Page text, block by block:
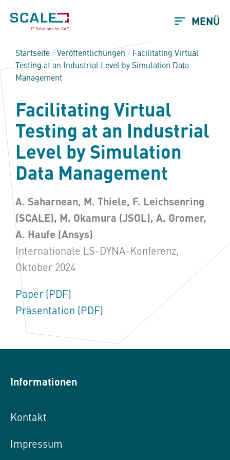
MENÜ
Startseite /Veröffentlichungen / Facilitating Virtual
Testing at an Industrial Level by Simulation Data
Management
Facilitating Virtual
Testing at an Industrial
Level by Simulation
Data Management
A. Saharnean, M. Thiele, F. Leichsenring
(SCALE), M. Okamura (JSOL), A. Gromer,
A. Haufe (Ansys)
Internationale LS-DYNA-Konferenz,
Oktober 2024
Paper (PDF)
Präsentation (PDF)
Informationen
Kontakt
Impressum